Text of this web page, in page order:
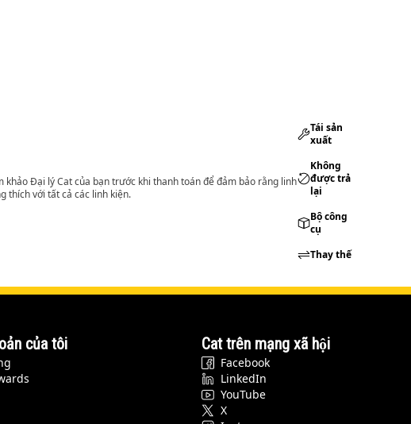
khảo Đại lý Cat của bạn trước khi thanh toán để đảm bảo rằng linh
thích với tất cả các linh kiện.
Tái sản
xuất
Không
được trả
lại
Bộ công
cụ
Thay thế
của tôi Cat trên mạng xã hội
Facebook
LinkedIn
YouTube
X